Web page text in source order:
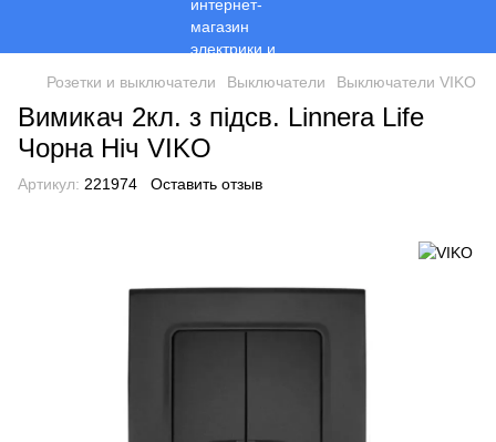
Розетки и выключатели Выключатели Выключатели VIKO
Вимикач 2кл. з підсв. Linnera Life
Чорна Ніч VIKO
Артикул: 221974 Оставить отзыв